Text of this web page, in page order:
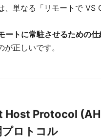
、単なる「リモートで VS
ートに常駐させるための仕
が正しいです。
Host Protocol
プロトコル